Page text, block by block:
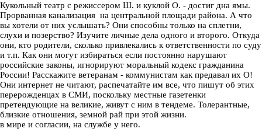
Кукольный театр с режиссером Ш. и куклой О. - достиг дна ямы.
Прорванная канализация на центральной площади района. А что
вы хотели от них услышать? Они способны только на сплетни,
слухи и позерство? Изучите личные дела одного и второго. Откуда
они, кто родители, сколько привлекались к ответственности по суду
и т.п. Как они могут избираться если постоянно нарушают
российские законы, игнорируют моральный кодекс гражданина
России! Расскажите ветеранам - коммунистам как предавал их О!
Они интернет не читают, распечатайте им все, что пишут об этих
перерожденцах в СМИ, поскольку местные газетенки
претендующие на великие, живут с ним в тендеме. Толерантные,
близкие отношения, земной рай при этой жизни.
в мире и согласии, на службе у него.